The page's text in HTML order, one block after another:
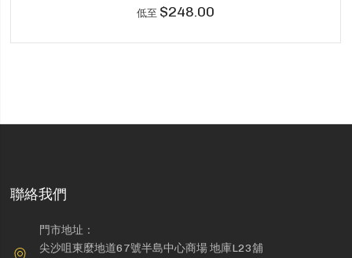
低至 $248.00
聯絡我們
門市地址：
尖沙咀東麼地道67號半島中心商場 地庫L23舖